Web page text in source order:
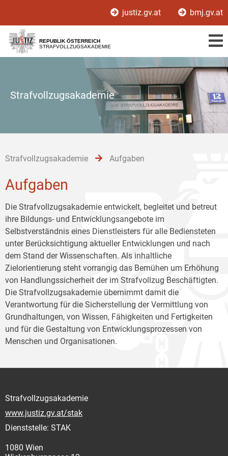
[1]
[2]
[3]
justiz.gv.at bmj.gv.at
REPUBLIK ÖSTERREICH
STRAFVOLLZUGSAKADEMIE
Strafvollzugsakademie
Strafvollzugsakademie Aufgaben
Aufgaben
Die Strafvollzugsakademie entwickelt, begleitet und betreut
ihre Bildungs- und Entwicklungsangebote im
Selbstverständnis eines Dienstleisters für alle Bediensteten
unter Berücksichtigung aktueller Entwicklungen und nach
dem Stand der Wissenschaften. Als inhaltliche
Zielorientierung steht vorrangig das Bemühen um Erhöhung
von Handlungssicherheit der im Strafvollzug Beschäftigten.
Die Strafvollzugsakademie übernimmt damit die
Verantwortung für die Sicherstellung der Vermittlung von
Grundhaltungen, von Wissen, Fähigkeiten und Fertigkeiten
und für die Gestaltung von Entwicklungsprozessen von
Menschen und Organisationen.
Strafvollzugsakademie
www.justiz.gv.at/stak
Dienststelle: STAK
1080 Wien